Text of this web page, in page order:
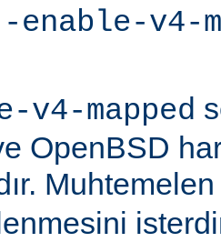
enable-v4-
v4-mapped
OpenBSD